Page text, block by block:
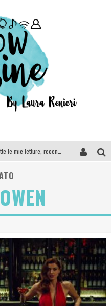
Anya Taylor-Joy, Jisoo e Willow Smith protagoniste della nuova campagna Dior Addict